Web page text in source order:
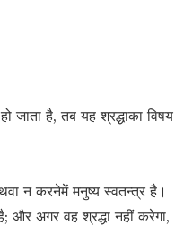
जाता है, तब यह श्रद्धाका विषय
न करनेमें मनुष्य स्वतन्त्र है।
और अगर वह श्रद्धा नहीं करेगा,